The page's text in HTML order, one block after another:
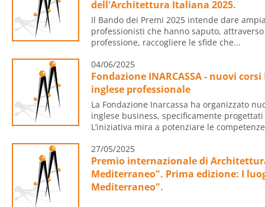
dell'Architettura Italiana 2025.
Il Bando dei Premi 2025 intende dare
professionisti che hanno saputo,
professione, raccogliere le sfide che...
04/06/2025
Fondazione INARCASSA - nuovi
inglese professionale
La Fondazione Inarcassa ha organizzato
inglese business, specificamente
L’iniziativa mira a potenziare le
27/05/2025
Premio internazionale di
Mediterraneo". Prima edizione: I
Mediterraneo".